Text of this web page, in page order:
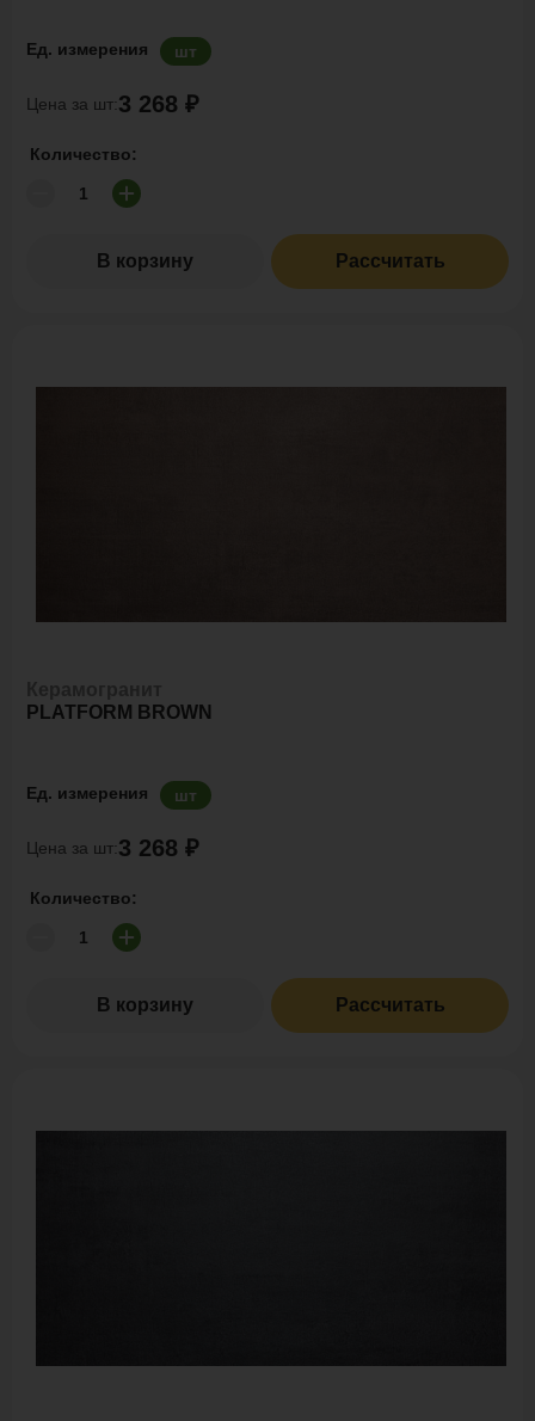
Ед. измерения шт
Цена за шт:3 268 ₽
Количество:
В корзину Рассчитать
PLATFORM BROWN
Ед. измерения шт
Цена за шт:3 268 ₽
Количество:
В корзину Рассчитать